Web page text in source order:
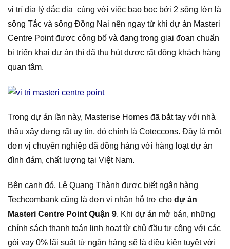
vị trí địa lý đắc địa cùng với việc bao bọc bởi 2 sông lớn là
sông Tắc và sông Đồng Nai nên ngay từ khi dự án Masteri
Centre Point được công bố và đang trong giai đoạn chuẩn
bị triển khai dự án thì đã thu hút được rất đông khách hàng
quan tâm.
Trong dự án lần này, Masterise Homes đã bắt tay với nhà
thầu xây dựng rất uy tín, đó chính là Coteccons. Đây là một
đơn vị chuyên nghiệp đã đồng hàng với hàng loạt dự án
đình đám, chất lượng tại Việt Nam.
Bên cạnh đó, Lê Quang Thành được biết ngân hàng
Techcombank cũng là đơn vị nhận hỗ trợ cho dự án
Masteri Centre Point Quận 9. Khi dự án mở bán, những
chính sách thanh toán linh hoạt từ chủ đầu tư cộng với các
gói vay 0% lãi suất từ ngân hàng sẽ là điều kiện tuyệt vời